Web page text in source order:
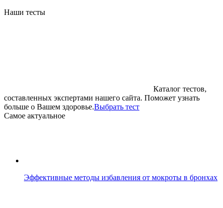
Наши тесты
Каталог тестов,
составленных экспертами нашего сайта. Поможет узнать
больше о Вашем здоровье.Выбрать тест
Cамое актуальное
Эффективные методы избавления от мокроты в бронхах